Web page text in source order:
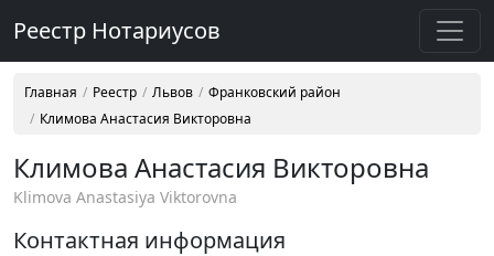
Реестр Нотариусов
Главная Реестр Львов
Франковский район
Климова Анастасия Викторовна
Климова Анастасия Викторовна
Klimova Anastasiya Viktorovna
Контактная информация